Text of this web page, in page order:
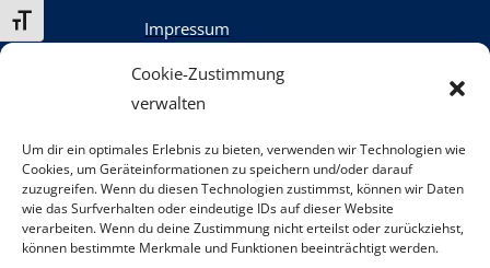
Cookie-Zustimmung
verwalten
Um dir ein optimales Erlebnis zu bieten, verwenden wir Technologien wie
Cookies, um Geräteinformationen zu speichern und/oder darauf
zuzugreifen. Wenn du diesen Technologien zustimmst, können wir Daten
wie das Surfverhalten oder eindeutige IDs auf dieser Website
verarbeiten. Wenn du deine Zustimmung nicht erteilst oder zurückziehst,
können bestimmte Merkmale und Funktionen beeinträchtigt werden.
Schrift vergrößernImpressum
Teilnahme-Erasmus
Allgemeine Geschäftsbedingungen